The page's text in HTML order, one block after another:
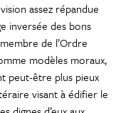
assez répandue
inversée des bons
de l’Ordre
modèles moraux,
peut-être plus pieux
visant à édifier le